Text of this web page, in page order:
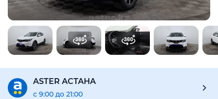
ASTER АСТАНA
с 9:00 до 21:00